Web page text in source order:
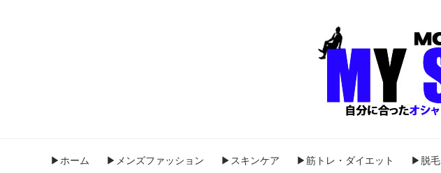
▶ホーム ▶メンズファッション ▶スキンケア ▶筋トレ・ダイエット ▶脱毛